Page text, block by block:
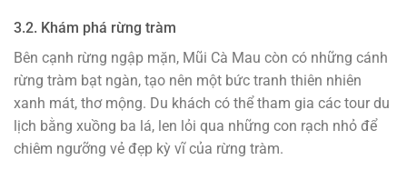
3.2. Khám phá rừng tràm
Bên cạnh rừng ngập mặn, Mũi Cà Mau còn có những cánh
rừng tràm bạt ngàn, tạo nên một bức tranh thiên nhiên
xanh mát, thơ mộng. Du khách có thể tham gia các tour du
lịch bằng xuồng ba lá, len lỏi qua những con rạch nhỏ để
chiêm ngưỡng vẻ đẹp kỳ vĩ của rừng tràm.